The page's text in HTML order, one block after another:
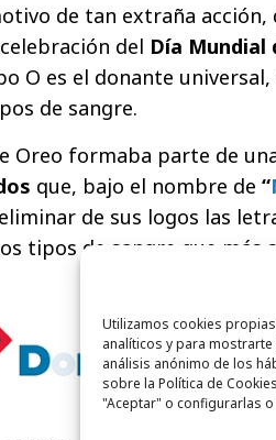
Utilizamos cookies
analíticos y para
análisis anónimo de los
sobre la Política de
"Aceptar" o configurarlas
de tan extraña
del Día Mundial
O es el donante
de sangre.
Oreo formaba parte de
que, bajo el nombre de “
de sus logos las letras
tipos de sangre que más